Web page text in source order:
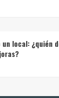
un local: ¿quién